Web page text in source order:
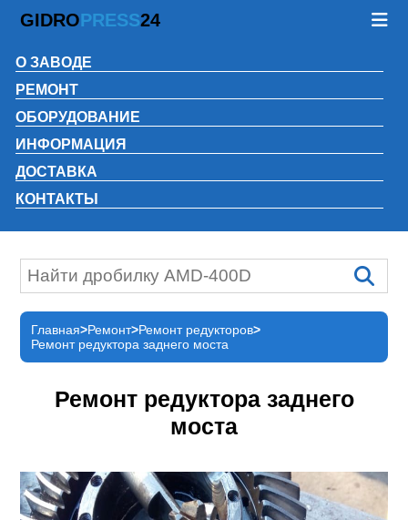
GIDROPRESS24
О ЗАВОДЕ
РЕМОНТ
ОБОРУДОВАНИЕ
ИНФОРМАЦИЯ
ДОСТАВКА
КОНТАКТЫ
Главная Ремонт Ремонт редукторов
Ремонт редуктора заднего моста
Ремонт редуктора заднего
моста